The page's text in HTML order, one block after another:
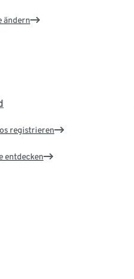
ändern
registrieren
entdecken